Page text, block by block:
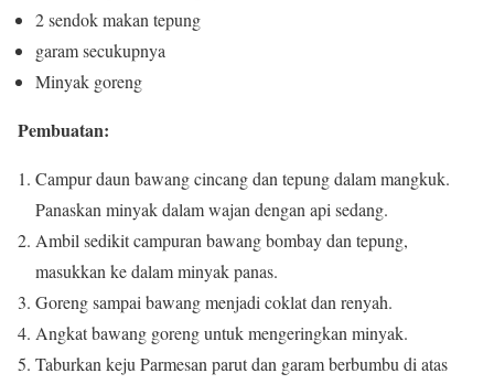
2 sendok makan tepung
garam secukupnya
Minyak goreng
Pembuatan:
Campur daun bawang cincang dan tepung dalam mangkuk.
Panaskan minyak dalam wajan dengan api sedang.
Ambil sedikit campuran bawang bombay dan tepung,
masukkan ke dalam minyak panas.
Goreng sampai bawang menjadi coklat dan renyah.
Angkat bawang goreng untuk mengeringkan minyak.
Taburkan keju Parmesan parut dan garam berbumbu di atas